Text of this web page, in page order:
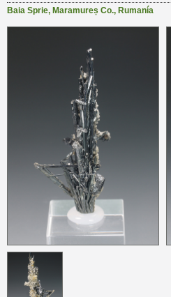
Baia Sprie, Maramureș Co., Rumanía